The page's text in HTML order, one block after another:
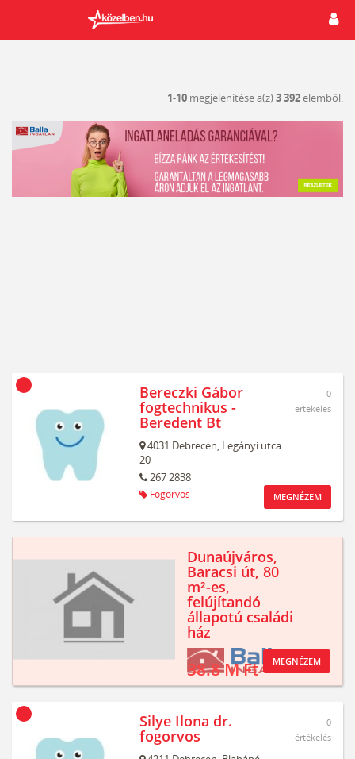
1-10 megjelenítése a(z)3 392elemből.
Bereczki Gábor
fogtechnikus -
Beredent Bt
4031 Debrecen, Legányi utca
20
267 2838
Fogorvos
0
értékelés
MEGNÉZEM
Dunaújváros,
Baracsi út, 80
m²-es,
felújítandó
állapotú családi
ház
38.8 M Ft MEGNÉZEM
Silye Ilona dr.
fogorvos
0
értékelés